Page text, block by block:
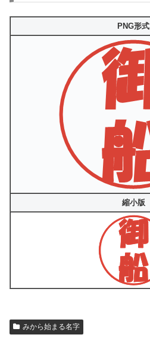
PNG形式
縮小版
みから始まる名字